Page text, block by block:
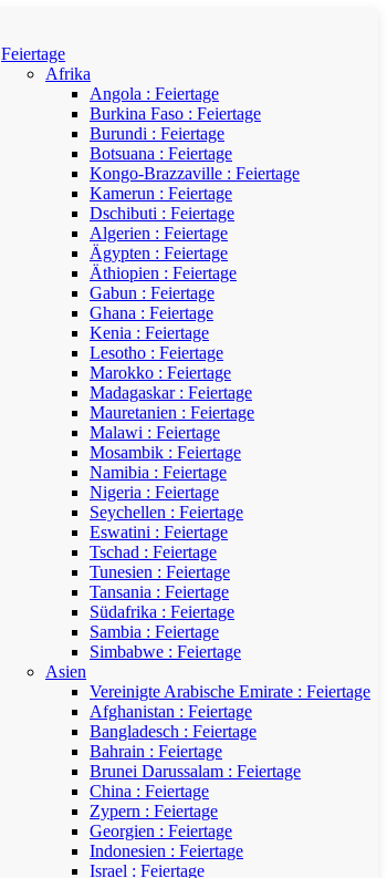
Feiertage
Afrika
Angola : Feiertage
Burkina Faso : Feiertage
Burundi : Feiertage
Botsuana : Feiertage
Kongo-Brazzaville : Feiertage
Kamerun : Feiertage
Dschibuti : Feiertage
Algerien : Feiertage
Ägypten : Feiertage
Äthiopien : Feiertage
Gabun : Feiertage
Ghana : Feiertage
Kenia : Feiertage
Lesotho : Feiertage
Marokko : Feiertage
Madagaskar : Feiertage
Mauretanien : Feiertage
Malawi : Feiertage
Mosambik : Feiertage
Namibia : Feiertage
Nigeria : Feiertage
Seychellen : Feiertage
Eswatini : Feiertage
Tschad : Feiertage
Tunesien : Feiertage
Tansania : Feiertage
Südafrika : Feiertage
Sambia : Feiertage
Simbabwe : Feiertage
Asien
Vereinigte Arabische Emirate : Feiertage
Afghanistan : Feiertage
Bangladesch : Feiertage
Bahrain : Feiertage
Brunei Darussalam : Feiertage
China : Feiertage
Zypern : Feiertage
Georgien : Feiertage
Indonesien : Feiertage
Israel : Feiertage